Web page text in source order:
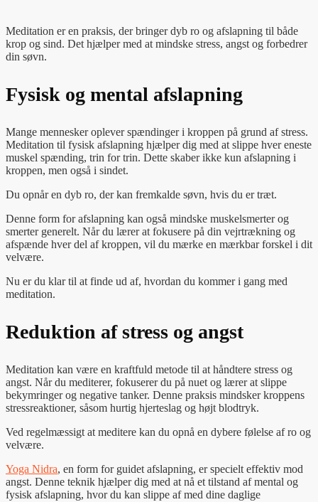
Meditation er en praksis, der bringer dyb ro og afslapning til både
krop og sind. Det hjælper med at mindske stress, angst og forbedrer
din søvn.
Fysisk og mental afslapning
Mange mennesker oplever spændinger i kroppen på grund af stress.
Meditation til fysisk afslapning hjælper dig med at slippe hver eneste
muskel spænding, trin for trin. Dette skaber ikke kun afslapning i
kroppen, men også i sindet.
Du opnår en dyb ro, der kan fremkalde søvn, hvis du er træt.
Denne form for afslapning kan også mindske muskelsmerter og
smerter generelt. Når du lærer at fokusere på din vejrtrækning og
afspænde hver del af kroppen, vil du mærke en mærkbar forskel i dit
velvære.
Nu er du klar til at finde ud af, hvordan du kommer i gang med
meditation.
Reduktion af stress og angst
Meditation kan være en kraftfuld metode til at håndtere stress og
angst. Når du mediterer, fokuserer du på nuet og lærer at slippe
bekymringer og negative tanker. Denne praksis mindsker kroppens
stressreaktioner, såsom hurtig hjerteslag og højt blodtryk.
Ved regelmæssigt at meditere kan du opnå en dybere følelse af ro og
velvære.
Yoga Nidra, en form for guidet afslapning, er specielt effektiv mod
angst. Denne teknik hjælper dig med at nå et tilstand af mental og
fysisk afslapning, hvor du kan slippe af med dine daglige